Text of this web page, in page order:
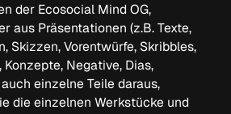
der Ecosocial Mind OG,
aus Präsentationen (z.B. Texte,
Skizzen, Vorentwürfe, Skribbles,
Negative, Dias,
einzelne Teile daraus,
die einzelnen Werkstücke und